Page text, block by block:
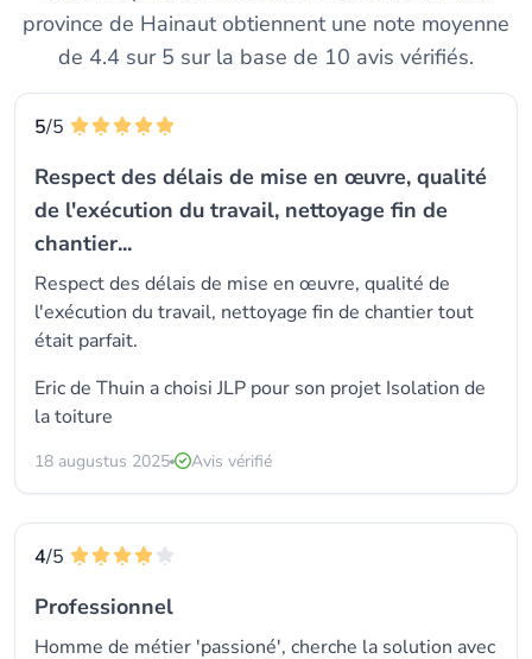
province de Hainaut obtiennent une note moyenne
de 4.4 sur 5 sur la base de 10 avis vérifiés.
5/5
Respect des délais de mise en œuvre, qualité
de l'exécution du travail, nettoyage fin de
chantier...
Respect des délais de mise en œuvre, qualité de
l'exécution du travail, nettoyage fin de chantier tout
était parfait.
Eric de Thuin a choisiJLP pour son projet Isolation de
la toiture
18 augustus 2025 Avis vérifié
4/5
Professionnel
Homme de métier 'passioné', cherche la solution avec